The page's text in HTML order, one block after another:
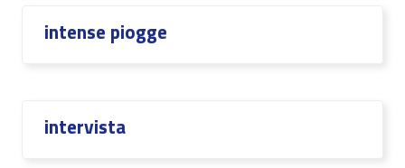
intense piogge
intervista